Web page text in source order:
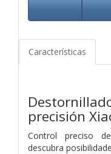
Características
precisión
Control preciso
descubra